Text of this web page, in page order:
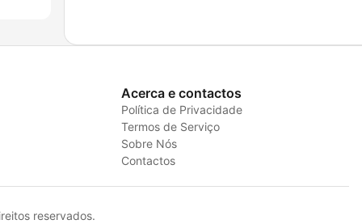
Acerca e contactos
Política de Privacidade
Termos de Serviço
Sobre Nós
Contactos
reservados.